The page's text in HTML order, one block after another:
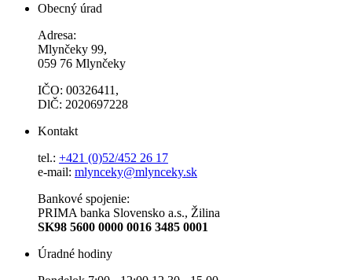
Obecný úrad
Adresa:
Mlynčeky 99,
059 76 Mlynčeky
IČO: 00326411,
DlČ: 2020697228
Kontakt
tel.: +421 (0)52/452 26 17
e-mail: mlynceky@mlynceky.sk
Bankové spojenie:
PRIMA banka Slovensko a.s., Žilina
SK98 5600 0000 0016 3485 0001
Úradné hodiny